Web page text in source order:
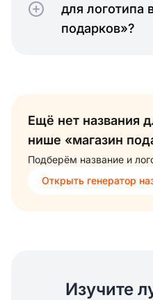
для логотипа
подарков»?
Ещё нет названия
нише «магазин
Подберём название и
Открыть генератор
Изучите